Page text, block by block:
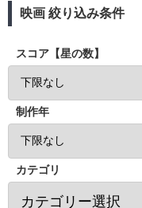
映画 絞り込み条件
スコア【星の数】
制作年
カテゴリ